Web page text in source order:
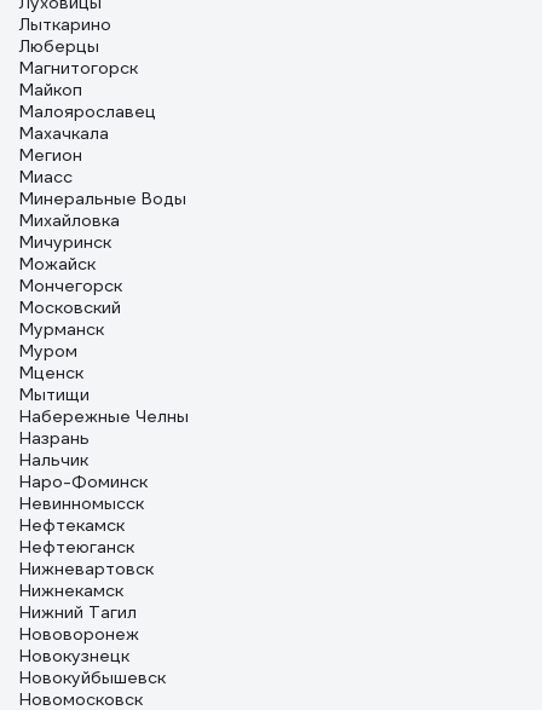
Лыткарино
Люберцы
Магнитогорск
Майкоп
Малоярославец
Махачкала
Мегион
Миасс
Минеральные Воды
Михайловка
Мичуринск
Можайск
Мончегорск
Московский
Мурманск
Муром
Мценск
Мытищи
Набережные Челны
Назрань
Нальчик
Наро-Фоминск
Невинномысск
Нефтекамск
Нефтеюганск
Нижневартовск
Нижнекамск
Нижний Тагил
Нововоронеж
Новокузнецк
Новокуйбышевск
Новомосковск